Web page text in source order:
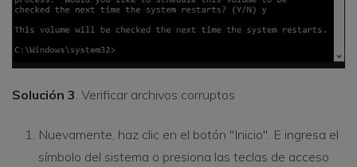
Solución 3. Verificar archivos corruptos
Nuevamente, haz clic en el botón "Inicio". E ingresa el
símbolo del sistema o presiona las teclas de acceso